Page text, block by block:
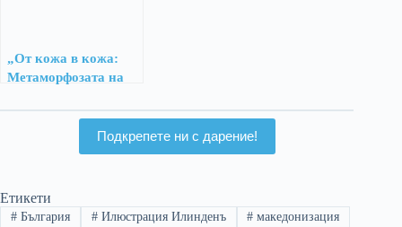
„От кожа в кожа:
Метаморфозата на
Подкрепете ни с дарение!
Етикети
#България #Илюстрация Илинденъ # македонизация